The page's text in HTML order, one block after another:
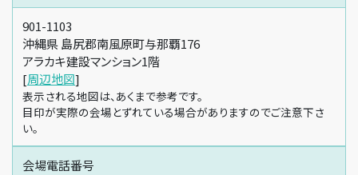
901-1103
沖縄県 島尻郡南風原町与那覇176
アラカキ建設マンション1階
[周辺地図]
表示される地図は、あくまで参考です。
目印が実際の会場とずれている場合がありますのでご注意下さ
い。
会場電話番号